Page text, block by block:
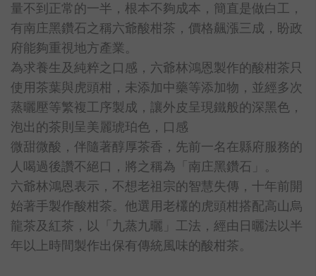
量不到正常的一半，根本不夠成本，簡直是做白工，
有南庄黑鑽石之稱六爺酸柑茶，價格飆漲三成，盼政
府能夠重視地方產業。
為求養生及純粹之口感，六爺林鴻恩製作的酸柑茶只
使用茶葉與虎頭柑，未添加中藥等添加物，並經多次
蒸曬壓等繁複工序製成，讓外皮呈現鐵般的深黑色，
泡出的茶則呈美麗琥珀色，口感
微甜微酸，伴隨著醇厚茶香，先前一名在縣府服務的
人喝過後讚不絕口，將之稱為「南庄黑鑽石」。
六爺林鴻恩表示，不想老祖宗的智慧失傳，十年前開
始著手製作酸柑茶。他選用老欉的虎頭柑搭配高山烏
龍茶及紅茶，以「九蒸九曬」工法，經由日曬法以半
年以上時間製作出保有傳統風味的酸柑茶。